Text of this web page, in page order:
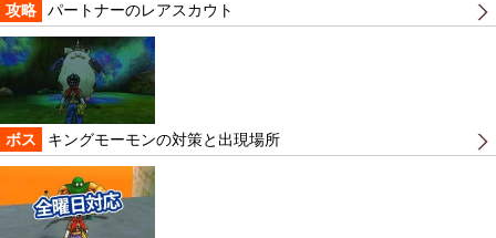
攻略 パートナーのレアスカウト
ボス キングモーモンの対策と出現場所